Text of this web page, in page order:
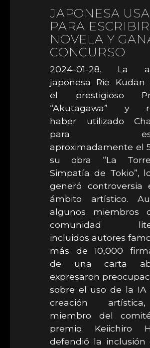
JAPONESA
PARA ESCRIBIR
NOVELA Y
CONCURSO
2024-01-28. La
japonesa Rie Kudan
el prestigioso
“Akutagawa” y
haber utilizado
para
aproximadamente el
su obra “La
Simpatía de Tokio”,
generó controversia
ámbito artístico.
algunos miembros
comunidad
incluidos autores
más de 10,000
de una carta
expresaron
sobre el uso de la IA
creación
miembro del
premio Keiichiro
defendió la inclusión